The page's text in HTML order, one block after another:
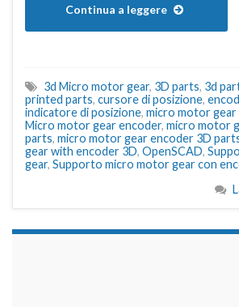
Continua a leggere
3d Micro motor gear, 3D parts, 3d
printed parts, cursore di posizione,
indicatore di posizione, micro motor gear
Micro motor gear encoder, micro motor
parts, micro motor gear encoder 3D
gear with encoder 3D, OpenSCAD,
gear, Supporto micro motor gear con